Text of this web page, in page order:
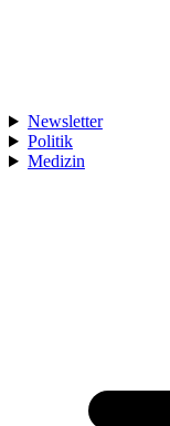
Newsletter
Politik
Medizin